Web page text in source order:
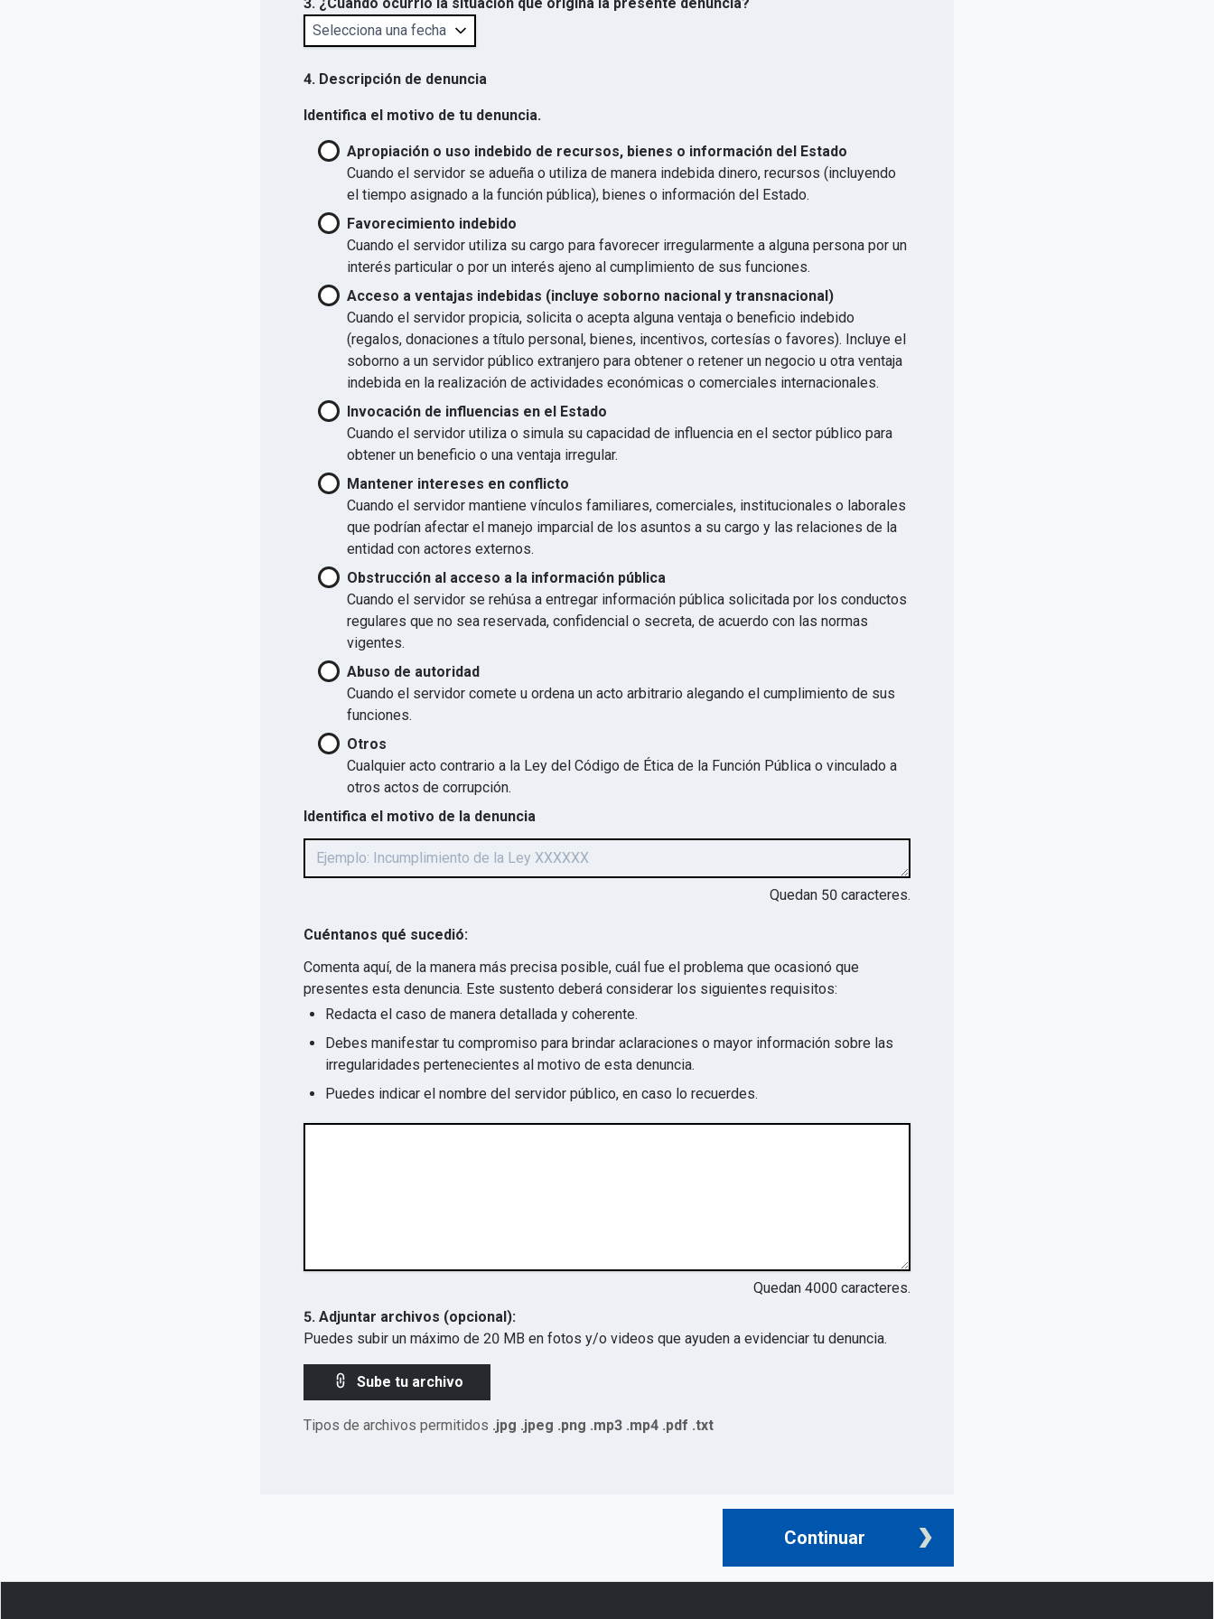
4. Descripción de denuncia
Identifica el motivo de tu denuncia.
Apropiación o uso indebido de recursos, bienes o información del Estado
Cuando el servidor se adueña o utiliza de manera indebida dinero, recursos (incluyendo
el tiempo asignado a la función pública), bienes o información del Estado.
Favorecimiento indebido
Cuando el servidor utiliza su cargo para favorecer irregularmente a alguna persona por un
interés particular o por un interés ajeno al cumplimiento de sus funciones.
Acceso a ventajas indebidas (incluye soborno nacional y transnacional)
Cuando el servidor propicia, solicita o acepta alguna ventaja o beneficio indebido
(regalos, donaciones a título personal, bienes, incentivos, cortesías o favores). Incluye el
soborno a un servidor público extranjero para obtener o retener un negocio u otra ventaja
indebida en la realización de actividades económicas o comerciales internacionales.
Invocación de influencias en el Estado
Cuando el servidor utiliza o simula su capacidad de influencia en el sector público para
obtener un beneficio o una ventaja irregular.
Mantener intereses en conflicto
Cuando el servidor mantiene vínculos familiares, comerciales, institucionales o laborales
que podrían afectar el manejo imparcial de los asuntos a su cargo y las relaciones de la
entidad con actores externos.
Obstrucción al acceso a la información pública
Cuando el servidor se rehúsa a entregar información pública solicitada por los conductos
regulares que no sea reservada, confidencial o secreta, de acuerdo con las normas
vigentes.
Abuso de autoridad
Cuando el servidor comete u ordena un acto arbitrario alegando el cumplimiento de sus
funciones.
Otros
Cualquier acto contrario a la Ley del Código de Ética de la Función Pública o vinculado a
otros actos de corrupción.
Identifica el motivo de la denuncia
Quedan 50 caracteres.
Cuéntanos qué sucedió:
Comenta aquí, de la manera más precisa posible, cuál fue el problema que ocasionó que
presentes esta denuncia. Este sustento deberá considerar los siguientes requisitos:
Redacta el caso de manera detallada y coherente.
Debes manifestar tu compromiso para brindar aclaraciones o mayor información sobre las
irregularidades pertenecientes al motivo de esta denuncia.
Puedes indicar el nombre del servidor público, en caso lo recuerdes.
Quedan 4000 caracteres.
5. Adjuntar archivos (opcional):
Puedes subir un máximo de 20 MB en fotos y/o videos que ayuden a evidenciar tu denuncia.
Sube tu archivo
Tipos de archivos permitidos .jpg .jpeg .png .mp3 .mp4 .pdf .txt
Continuar